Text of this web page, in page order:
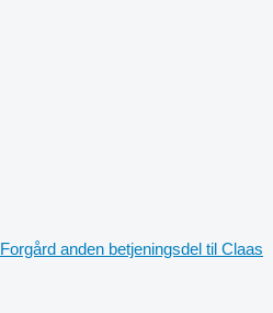
Forgård anden betjeningsdel til Claas